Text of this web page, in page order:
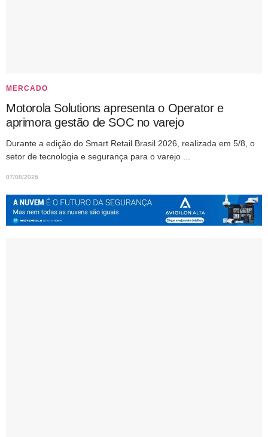
MERCADO
Motorola Solutions apresenta o Operator e
aprimora gestão de SOC no varejo
Durante a edição do Smart Retail Brasil 2026, realizada em 5/8, o
setor de tecnologia e segurança para o varejo ...
07/08/2026